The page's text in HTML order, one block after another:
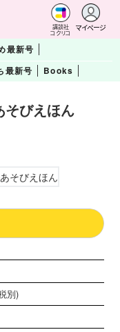
講談社
コクリコ
マイページ
最新号
最新号 Books
びえほん
別)